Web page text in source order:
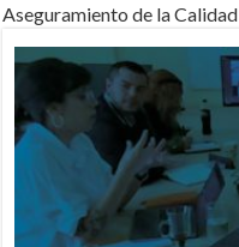
Aseguramiento de la Calidad